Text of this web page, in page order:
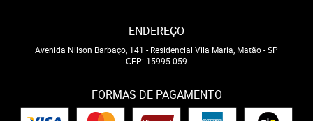
ENDEREÇO
Avenida Nilson Barbaço, 141 - Residencial Vila Maria, Matão-SP
CEP: 15995-059
FORMAS DE PAGAMENTO